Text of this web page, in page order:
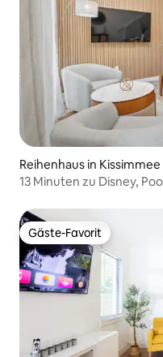
Reihenhaus in Kissimmee
13 Minuten zu Disney,
Gäste-Favorit
Gäste-Favorit